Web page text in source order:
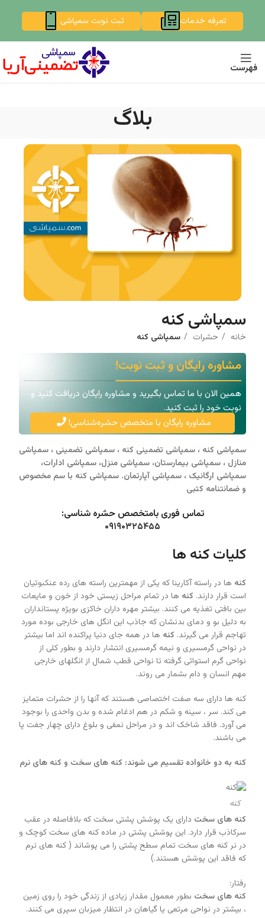
تعرفه خدمات ثبت نوبت سمپاشی
فهرست
بلاگ
سمپاشی کنه
خانه حشرات سمپاشی کنه
مشاوره رایگان و ثبت نوبت!
همین الان با ما تماس بگیرید و مشاوره رایگان دریافت کنید و
نوبت خود را ثبت کنید.
مشاوره رایگان با متخصص حشره‌شناسی!
سمپاشی کنه ، سمپاشی تضمینی کنه ، سمپاشی تضمینی ، سمپاشی
منازل ، سمپاشی بیمارستان، سمپاشی منزل، سمپاشی ادارات،
سمپاشی ارگانیک ، سمپاشی آپارتمان. سمپاشی کنه با سم مخصوص
و ضمانتنامه کتبی
تماس فوری بامتخصص حشره شناسی:
۰۹۱۹۰۳۲۵۴۵۵
کلیات کنه ها
کنه ها در راسته آکارینا که یکی از مهمترین راسته های رده عنکبوتیان
است قرار دارند. کنه ها در تمام مراحل زیستی خود از خون و مایعات
بین بافتی تغذیه می کنند. بیشتر مهره داران خاکزی بویژه پستانداران
به دلیل بو و دمای بدنشان که جاذب این انگل های خارجی بوده مورد
تهاجم قرار می گیرند. کنه ها در همه جای دنیا پراکنده اند اما بیشتر
در نواحی گرمسیری و نیمه گرمسیری انتشار دارند و بطور کلی از
نواحی گرم استوائی گرفته تا نواحی قطب شمال از انگلهای خارجی
مهم انسان و دام بشمار می روند.
کنه ها دارای سه صفت اختصاصی هستند که آنها را از حشرات متمایز
می کند. سر ، سینه و شکم در هم ادغام شده و بدن واحدی را بوجود
می آورد. فاقد شاخک اند و در مراحل نمفی و بلوغ دارای چهار جفت پا
می باشند.
کنه به دو خانواده تقسیم می شوند: کنه های سخت و کنه های نرم
کنه
کنه های سخت دارای یک پوشش پشتی سخت که بلافاصله در عقب
سرکاذب قرار دارد. این پوشش پشتی در ماده کنه های سخت کوچک و
در نر کنه های سخت تمام سطح پشتی را می پوشاند ( کنه های نرم
که فاقد این پوشش هستند.)
رفتار:
کنه های سخت بطور معمول مقدار زیادی از زندگی خود را روی زمین
، بیشتر در نواحی مرتعی یا گیاهان در انتظار میزبان سپری می کنند.